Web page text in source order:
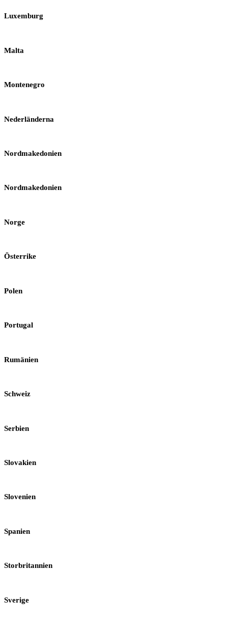
Luxemburg
Malta
Montenegro
Nederländerna
Nordmakedonien
Nordmakedonien
Norge
Österrike
Polen
Portugal
Rumänien
Schweiz
Serbien
Slovakien
Slovenien
Spanien
Storbritannien
Sverige